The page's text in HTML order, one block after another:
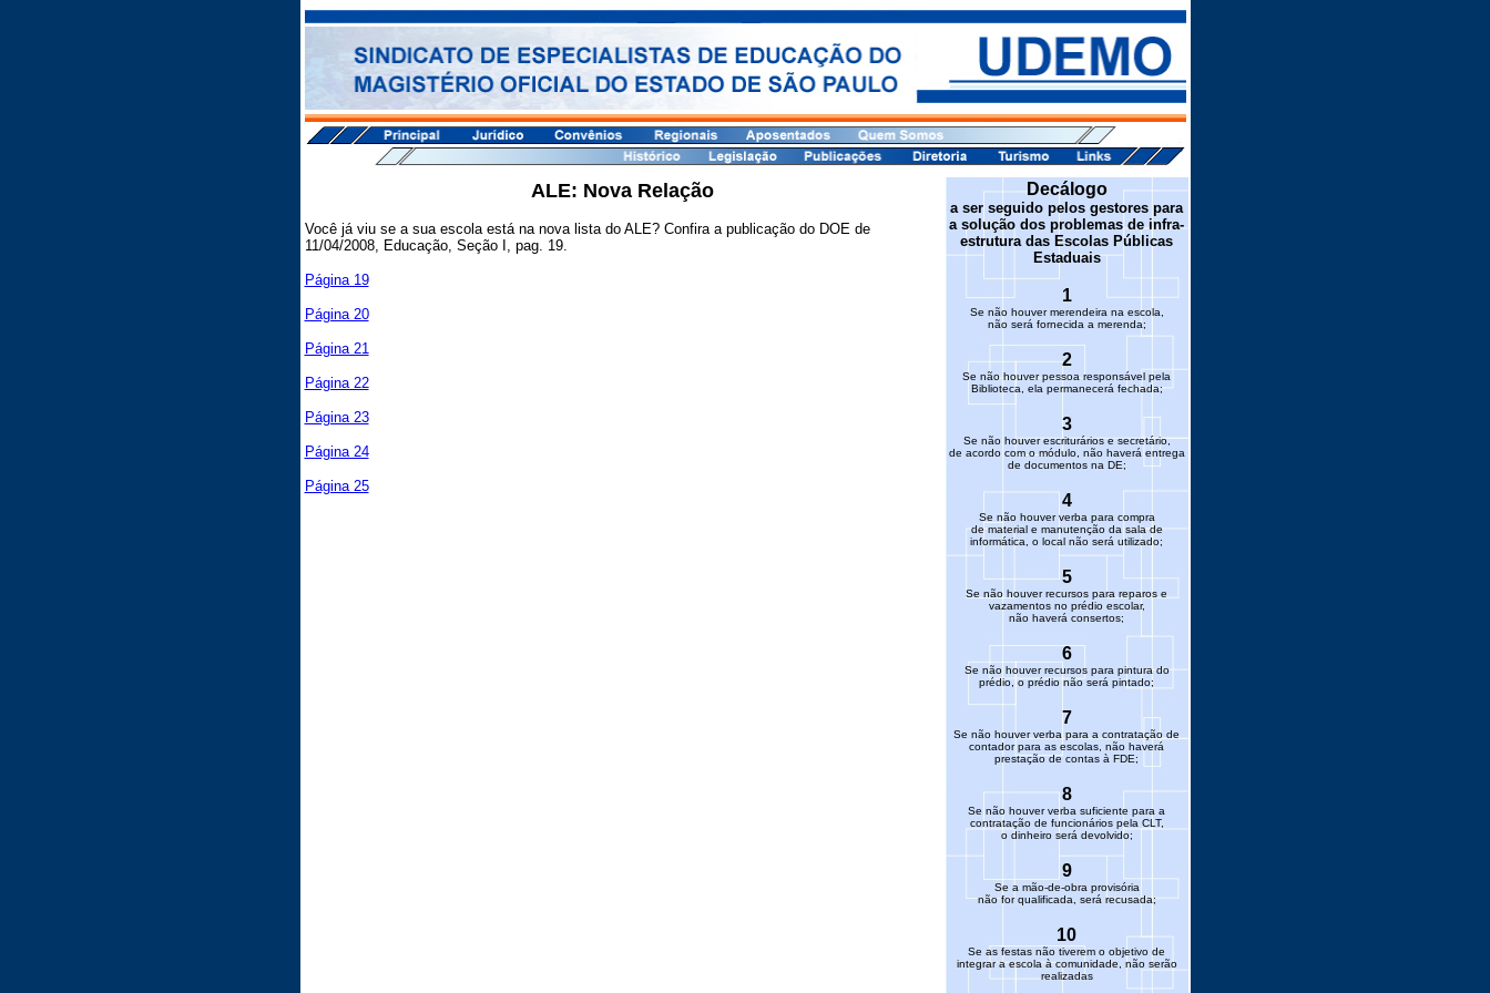
ALE: Nova Relação
Você já viu se a sua escola está na nova lista do ALE? Confira a publicação do DOE de
11/04/2008, Educação, Seção I, pag. 19.
Página 19
Página 20
Página 21
Página 22
Página 23
Página 24
Página 25
Decálogo
a ser seguido pelos gestores para
a solução dos problemas de infra-
estrutura das Escolas Públicas
Estaduais
1
Se não houver merendeira na escola,
não será fornecida a merenda;
2
Se não houver pessoa responsável pela
Biblioteca, ela permanecerá fechada;
3
Se não houver escriturários e secretário,
de acordo com o módulo, não haverá entrega
de documentos na DE;
4
Se não houver verba para compra
de material e manutenção da sala de
informática, o local não será utilizado;
5
Se não houver recursos para reparos e
vazamentos no prédio escolar,
não haverá consertos;
6
Se não houver recursos para pintura do
prédio, o prédio não será pintado;
7
Se não houver verba para a contratação de
contador para as escolas, não haverá
prestação de contas à FDE;
8
Se não houver verba suficiente para a
contratação de funcionários pela CLT,
o dinheiro será devolvido;
9
Se a mão-de-obra provisória
não for qualificada, será recusada;
10
Se as festas não tiverem o objetivo de
integrar a escola à comunidade, não serão
realizadas